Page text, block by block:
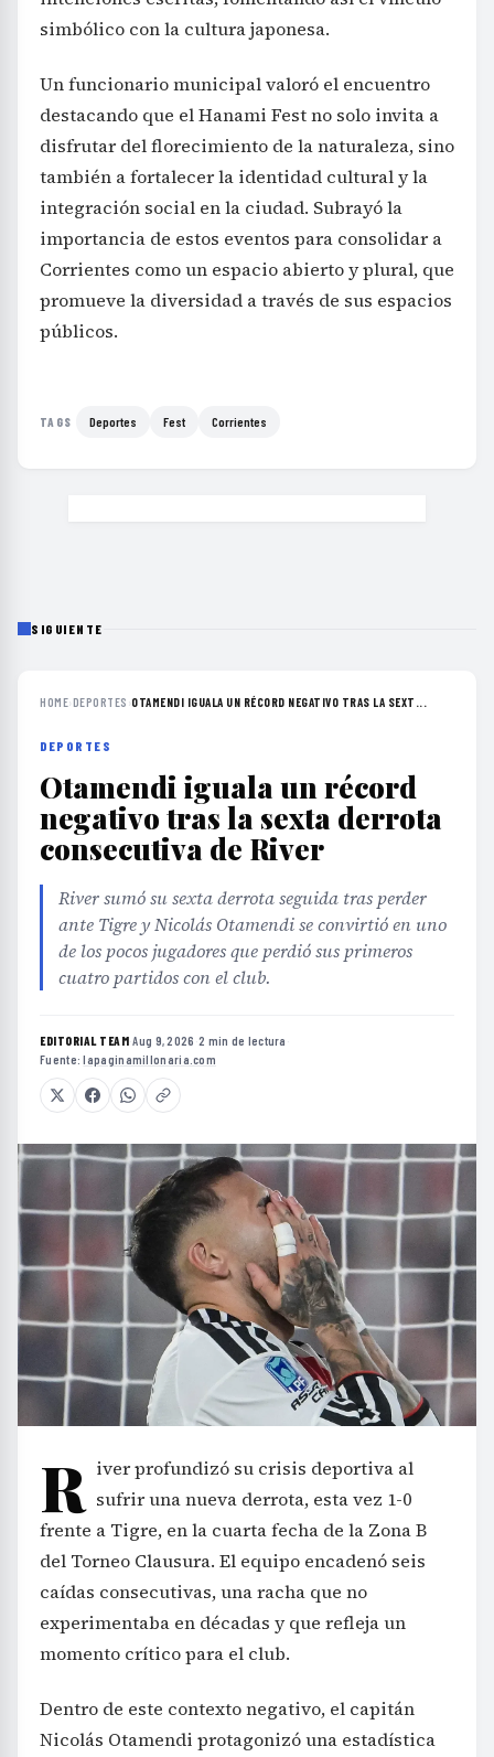
simbólico con la cultura japonesa.
Un funcionario municipal valoró el encuentro
destacando que el Hanami Fest no solo invita a
disfrutar del florecimiento de la naturaleza, sino
también a fortalecer la identidad cultural y la
integración social en la ciudad. Subrayó la
importancia de estos eventos para consolidar a
Corrientes como un espacio abierto y plural, que
promueve la diversidad a través de sus espacios
públicos.
TAGS Deportes Fest Corrientes
SIGUIENTE
HOME›DEPORTES ›OTAMENDI IGUALA UN RÉCORD NEGATIVO TRAS LA SEXT...
DEPORTES
Otamendi iguala un récord
negativo tras la sexta derrota
consecutiva de River
River sumó su sexta derrota seguida tras perder
ante Tigre y Nicolás Otamendi se convirtió en uno
de los pocos jugadores que perdió sus primeros
cuatro partidos con el club.
EDITORIAL TEAM·Aug 9, 2026 ·2 min de lectura ·
Fuente:lapaginamillonaria.com
R iver profundizó su crisis deportiva al
sufrir una nueva derrota, esta vez 1-0
frente a Tigre, en la cuarta fecha de la Zona B
del Torneo Clausura. El equipo encadenó seis
caídas consecutivas, una racha que no
experimentaba en décadas y que refleja un
momento crítico para el club.
Dentro de este contexto negativo, el capitán
Nicolás Otamendi protagonizó una estadística